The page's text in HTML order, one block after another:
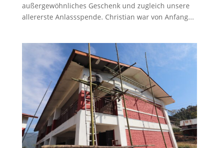
außergewöhnliches Geschenk und zugleich unsere
allererste Anlassspende. Christian war von Anfang...